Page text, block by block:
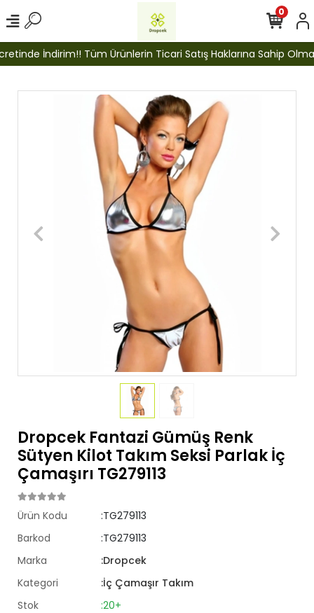
İndirim!! Tüm Ürünlerin Ticari Satış Haklarına Sahip
0
Dropcek Fantazi Gümüş Renk
Sütyen Kilot Takım Seksi Parlak İç
Çamaşırı TG279113
Ürün Kodu
:TG279113
Barkod
:TG279113
Marka
:Dropcek
Kategori
:İç Çamaşır Takım
Stok
:20+